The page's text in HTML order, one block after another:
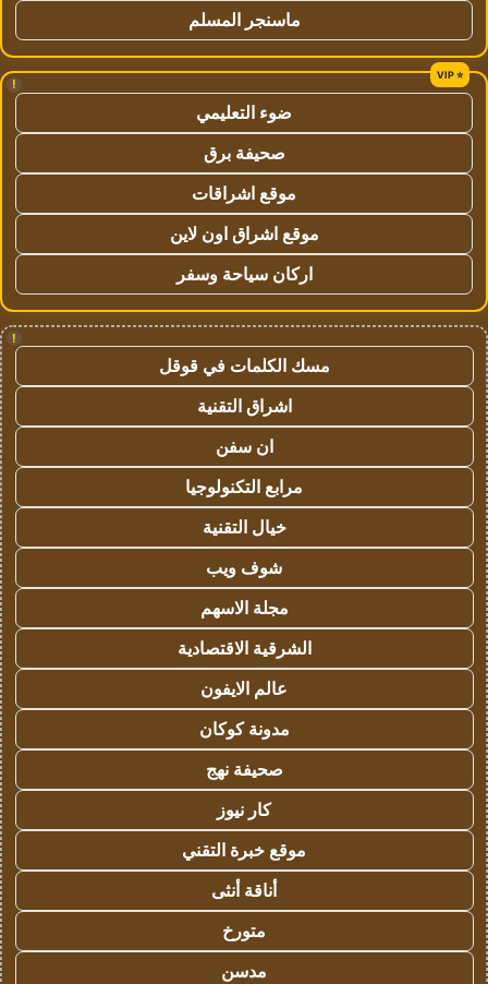
ماسنجر المسلم
!
ضوء التعليمي
صحيفة برق
موقع اشراقات
موقع اشراق اون لاين
اركان سياحة وسفر
!
مسك الكلمات في قوقل
اشراق التقنية
ان سفن
مرابع التكنولوجيا
خيال التقنية
شوف ويب
مجلة الاسهم
الشرقية الاقتصادية
عالم الايفون
مدونة كوكان
صحيفة نهج
كار نيوز
موقع خبرة التقني
أناقة أنثى
متورخ
مدسن